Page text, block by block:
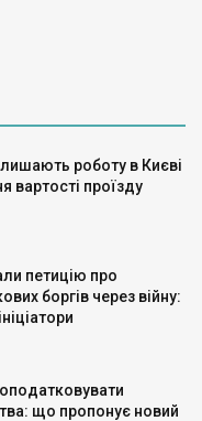
роботу в Києві
вартості проїзду
петицію про
боргів через війну:
оподатковувати
що пропонує новий